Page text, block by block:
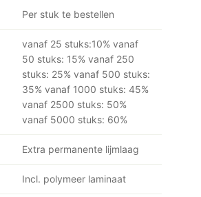
Per stuk te bestellen
vanaf 25 stuks:10% vanaf
50 stuks: 15% vanaf 250
stuks: 25% vanaf 500 stuks:
35% vanaf 1000 stuks: 45%
vanaf 2500 stuks: 50%
vanaf 5000 stuks: 60%
Extra permanente lijmlaag
Incl. polymeer laminaat